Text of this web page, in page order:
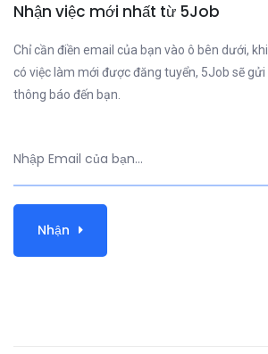
Nhận việc mới nhất từ 5Job
Chỉ cần điền email của bạn vào ô bên dưới, khi
có việc làm mới được đăng tuyển, 5Job sẽ gửi
thông báo đến bạn.
Nhận